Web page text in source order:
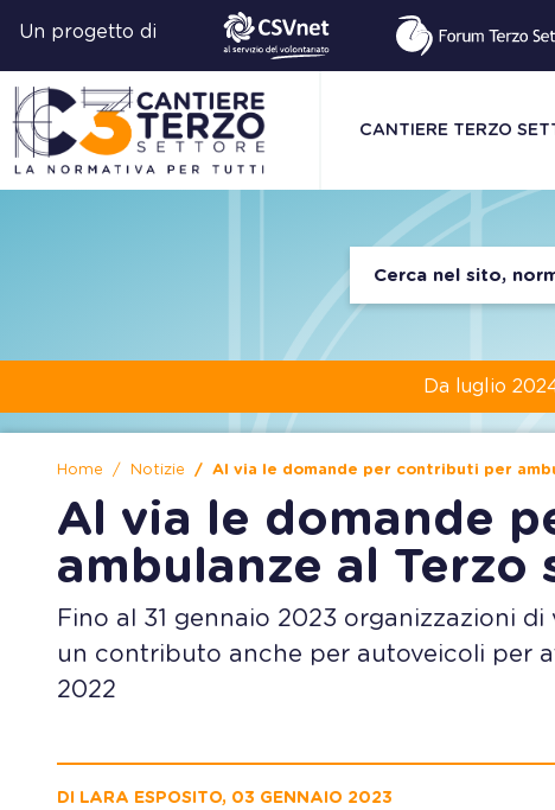
Un progetto di
CANTIERE TERZO
Da luglio
Home Notizie Al via le domande per contributi per
Al via le domande
ambulanze al Terzo
Fino al 31 gennaio 2023 organizzazioni
un contributo anche per autoveicoli per
2022
DI LARA ESPOSITO, 03 GENNAIO 2023